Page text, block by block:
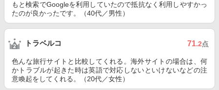
もと検索でGoogleを利用していたので抵抗なく利用しやすかっ
たのが良かったです。（40代／男性）
トラベルコ 71.2点
色んな旅行サイトと比較してくれる。海外サイトの場合は、何
かトラブルが起きた時は英語で対応しないといけないなどの注
意喚起をしてくれる。（20代／女性）